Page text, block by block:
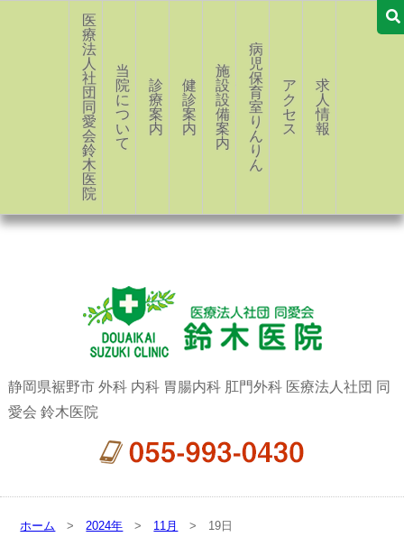
医
療
法
人
社
団
同
愛
会
鈴
木
医
院
当
院
に
つ
い
て
診
療
案
内
健
診
案
内
施
設・
設
備
案
内
病
児
保
育
室
り
ん
り
ん
ア
ク
セ
ス
求
人
情
報
静岡県裾野市 外科 内科 胃腸内科 肛門外科 医療法人社団 同
愛会 鈴木医院
ホーム >2024年 > 11月 > 19日